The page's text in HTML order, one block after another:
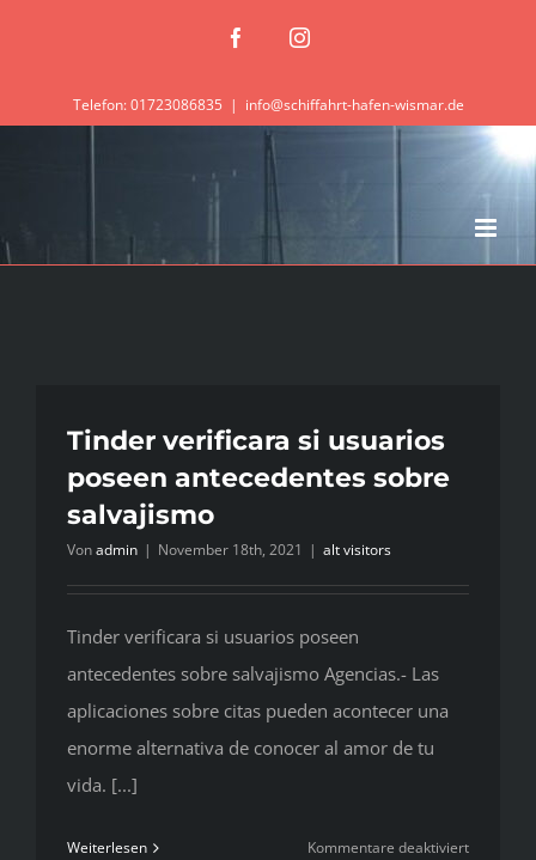
FacebookInstagram
Telefon: 01723086835 | info@schiffahrt-hafen-wismar.de
Tinder verificara si usuarios
poseen antecedentes sobre
salvajismo
Vonadmin | November 18th, 2021 | alt visitors
Tinder verificara si usuarios poseen
antecedentes sobre salvajismo Agencias.- Las
aplicaciones sobre citas pueden acontecer una
enorme alternativa de conocer al amor de tu
vida. [...]
Weiterlesen Kommentare deaktiviertfür